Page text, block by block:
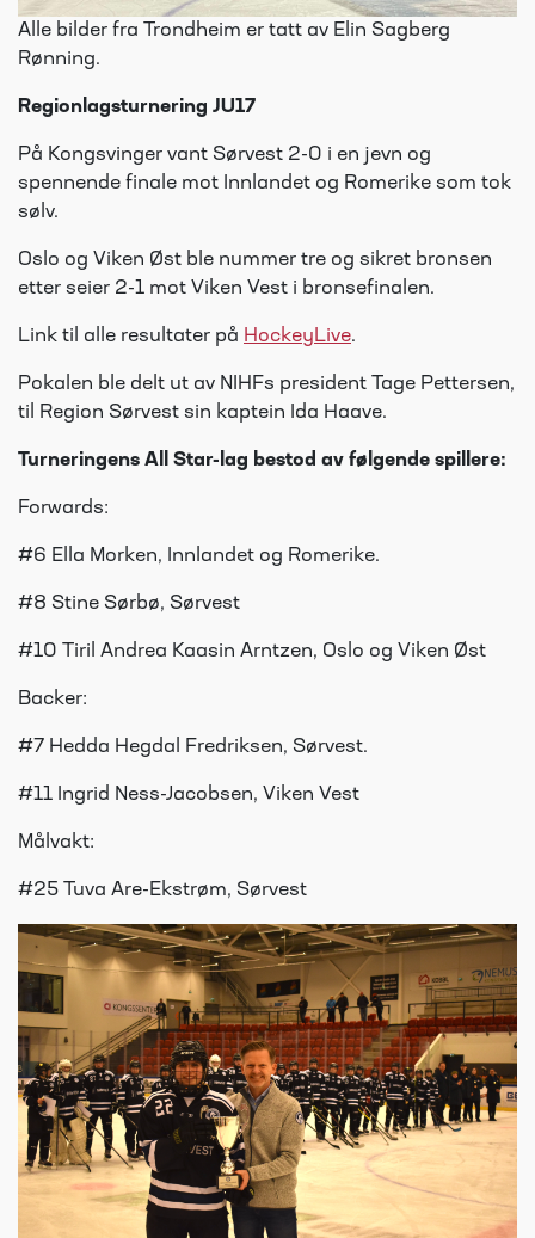
Alle bilder fra Trondheim er tatt av Elin Sagberg
Rønning.
Regionlagsturnering JU17
På Kongsvinger vant Sørvest 2-0 i en jevn og
spennende finale mot Innlandet og Romerike som tok
sølv.
Oslo og Viken Øst ble nummer tre og sikret bronsen
etter seier 2-1 mot Viken Vest i bronsefinalen.
Link til alle resultater på HockeyLive.
Pokalen ble delt ut av NIHFs president Tage Pettersen,
til Region Sørvest sin kaptein Ida Haave.
Turneringens All Star-lag bestod av følgende spillere:
Forwards:
#6 Ella Morken, Innlandet og Romerike.
#8 Stine Sørbø, Sørvest
#10 Tiril Andrea Kaasin Arntzen, Oslo og Viken Øst
Backer:
#7 Hedda Hegdal Fredriksen, Sørvest.
#11 Ingrid Ness-Jacobsen, Viken Vest
Målvakt:
#25 Tuva Are-Ekstrøm, Sørvest